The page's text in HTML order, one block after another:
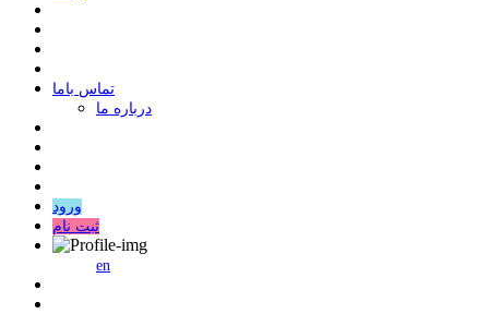
ﺗﻤﺎﺱ ﺑﺎﻣﺎ
درباره ما
ورود
ثبت نام
en